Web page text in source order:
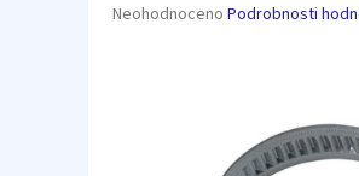
Průměrné
Neohodnoceno Podrobnosti